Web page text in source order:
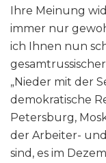
Ihre Meinung
immer nur
ich Ihnen nun
„Nieder mit der
demokratische
Petersburg,
der Arbeiter-
sind, es im